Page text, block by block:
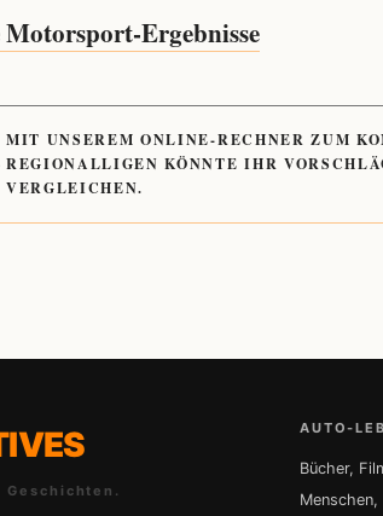
Ergebnisse
MIT UNSEREM ONLINE-RECHNER ZUM
REGIONALLIGEN KÖNNTE IHR
VERGLEICHEN.
AUTO-
Bücher,